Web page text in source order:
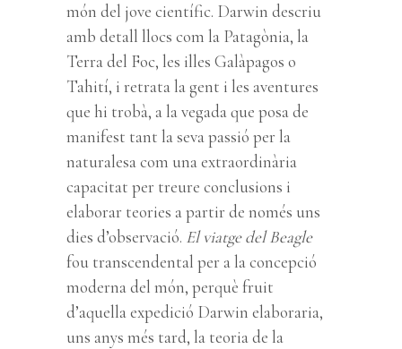
món del jove científic. Darwin descriu
amb detall llocs com la Patagònia, la
Terra del Foc, les illes Galàpagos o
Tahití, i retrata la gent i les aventures
que hi trobà, a la vegada que posa de
manifest tant la seva passió per la
naturalesa com una extraordinària
capacitat per treure conclusions i
elaborar teories a partir de només uns
dies d’observació. El viatge del Beagle
fou transcendental per a la concepció
moderna del món, perquè fruit
d’aquella expedició Darwin elaboraria,
uns anys més tard, la teoria de la